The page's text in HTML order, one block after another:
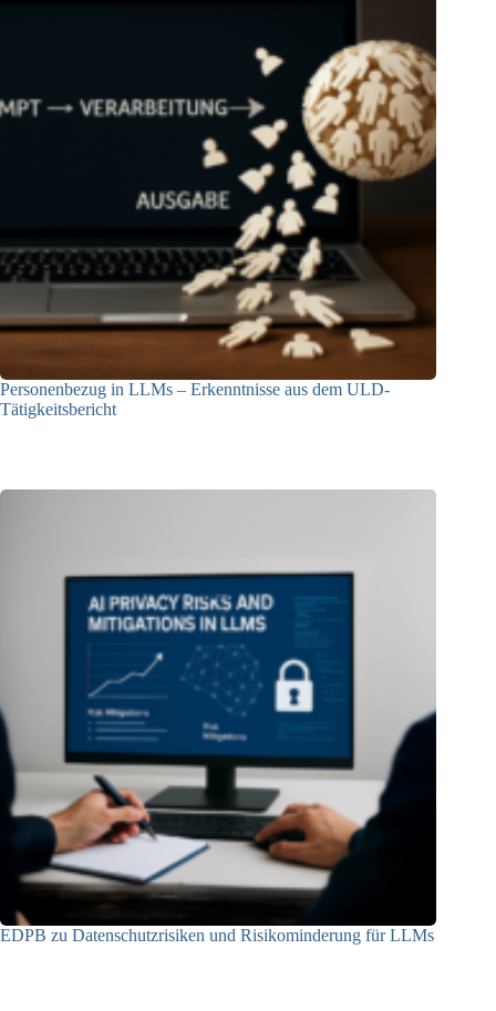
Personenbezug in LLMs – Erkenntnisse aus dem ULD-
Tätigkeitsbericht
EDPB zu Datenschutzrisiken und Risikominderung für LLMs